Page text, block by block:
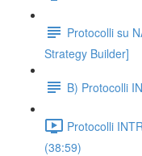
Protocolli su
Strategy Builder]
B) Protocolli
Protocolli
(38:59)